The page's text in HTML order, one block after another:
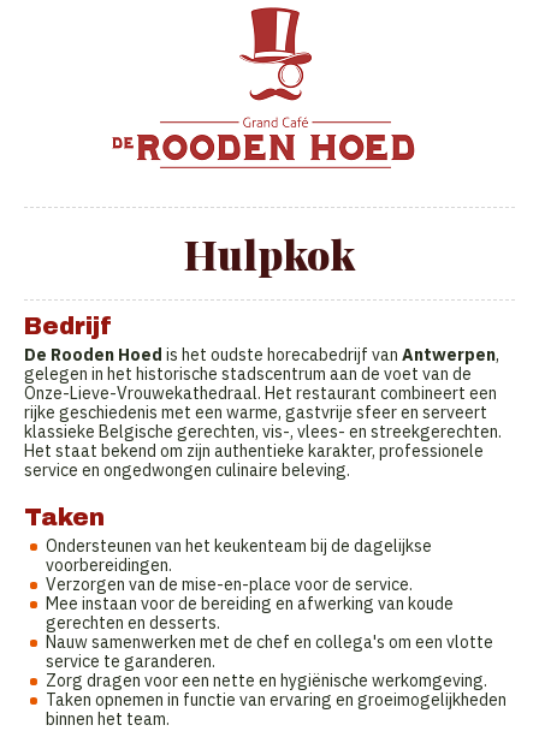
Hulpkok
Bedrijf
De Rooden Hoed is het oudste horecabedrijf van Antwerpen,
gelegen in het historische stadscentrum aan de voet van de
Onze-Lieve-Vrouwekathedraal. Het restaurant combineert een
rijke geschiedenis met een warme, gastvrije sfeer en serveert
klassieke Belgische gerechten, vis-, vlees- en streekgerechten.
Het staat bekend om zijn authentieke karakter, professionele
service en ongedwongen culinaire beleving.
Taken
Ondersteunen van het keukenteam bij de dagelijkse
voorbereidingen.
Verzorgen van de mise-en-place voor de service.
Mee instaan voor de bereiding en afwerking van koude
gerechten en desserts.
Nauw samenwerken met de chef en collega's om een vlotte
service te garanderen.
Zorg dragen voor een nette en hygiënische werkomgeving.
Taken opnemen in functie van ervaring en groeimogelijkheden
binnen het team.